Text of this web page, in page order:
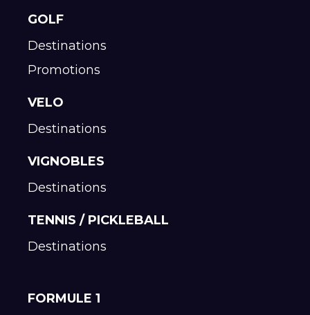
GOLF
Destinations
Promotions
VELO
Destinations
VIGNOBLES
Destinations
TENNIS / PICKLEBALL
Destinations
FORMULE 1